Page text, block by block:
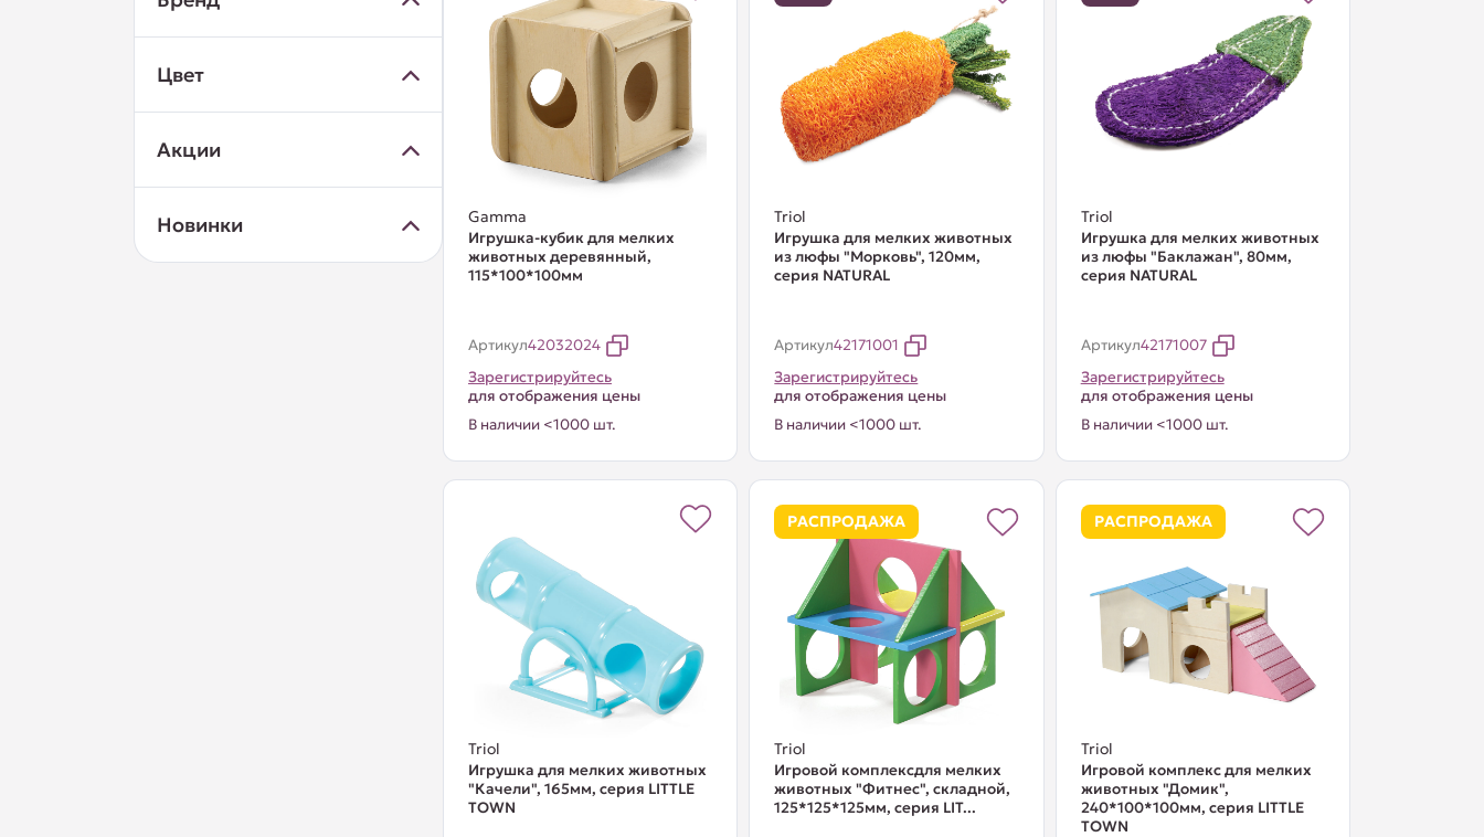
Цвет
Акции
Новинки Gamma
Игрушка-кубик для мелких
животных деревянный,
115*100*100мм
Артикул42032024
Зарегистрируйтесь
для отображения цены
В наличии <1000 шт.
Triol
Игрушка для мелких животных
из люфы "Морковь", 120мм,
серия NATURAL
Артикул42171001
Зарегистрируйтесь
для отображения цены
В наличии <1000 шт.
Triol
Игрушка для мелких животных
из люфы "Баклажан", 80мм,
серия NATURAL
Артикул42171007
Зарегистрируйтесь
для отображения цены
В наличии <1000 шт.
Triol
Игрушка для мелких животных
"Качели", 165мм, серия LITTLE
TOWN
РАСПРОДАЖА
Triol
Игровой комплексдля мелких
животных "Фитнес", складной,
125*125*125мм, серия LIT...
РАСПРОДАЖА
Triol
Игровой комплекс для мелких
животных "Домик",
240*100*100мм, серия LITTLE
TOWN